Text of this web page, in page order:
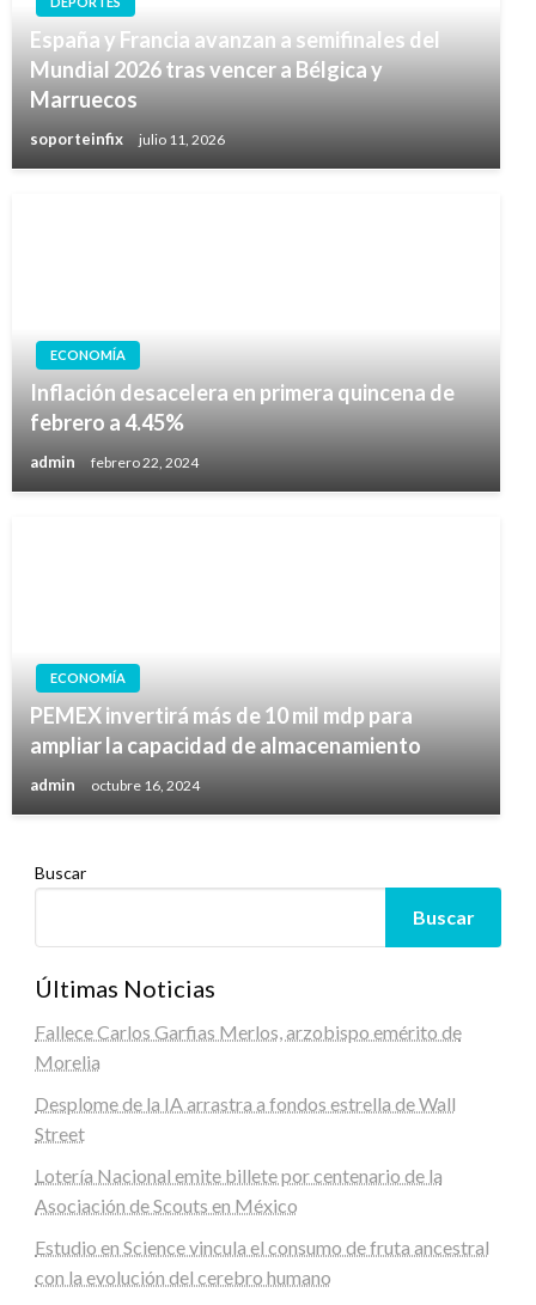
España y Francia avanzan a semifinales del
Mundial 2026 tras vencer a Bélgica y
Marruecos
soporteinfix julio 11, 2026
ECONOMÍA
Inflación desacelera en primera quincena de
febrero a 4.45%
admin febrero 22, 2024
ECONOMÍA
PEMEX invertirá más de 10 mil mdp para
ampliar la capacidad de almacenamiento
admin octubre 16, 2024
Buscar
Buscar
Últimas Noticias
Fallece Carlos Garfias Merlos, arzobispo emérito de
Morelia
Desplome de la IA arrastra a fondos estrella de Wall
Street
Lotería Nacional emite billete por centenario de la
Asociación de Scouts en México
Estudio en Science vincula el consumo de fruta ancestral
con la evolución del cerebro humano